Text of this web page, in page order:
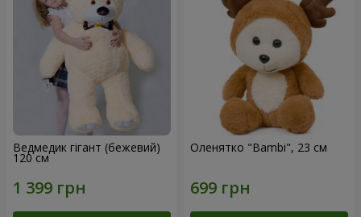
Ведмедик гігант (бежевий)
120 см
Оленятко "Bambi", 23 см